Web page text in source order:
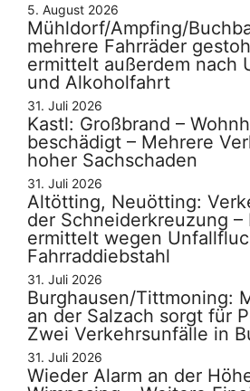
5. August 2026
Mühldorf/Ampfing/
mehrere Fahrräder
ermittelt außerdem nach
und Alkoholfahrt
31. Juli 2026
Kastl: Großbrand –
beschädigt – Mehrere
hoher Sachschaden
31. Juli 2026
Altötting, Neuötting:
der Schneiderkreuzung –
ermittelt wegen
Fahrraddiebstahl
31. Juli 2026
Burghausen/Tittmoning:
an der Salzach sorgt für
Zwei Verkehrsunfälle in
31. Juli 2026
Wieder Alarm an der